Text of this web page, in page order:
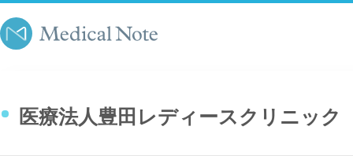
医療法人豊田レディースクリニック